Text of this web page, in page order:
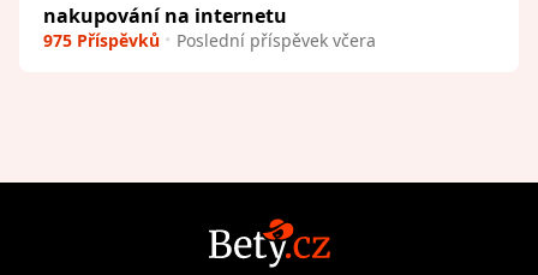
nakupování na internetu
975 Příspěvků Poslední příspěvek včera